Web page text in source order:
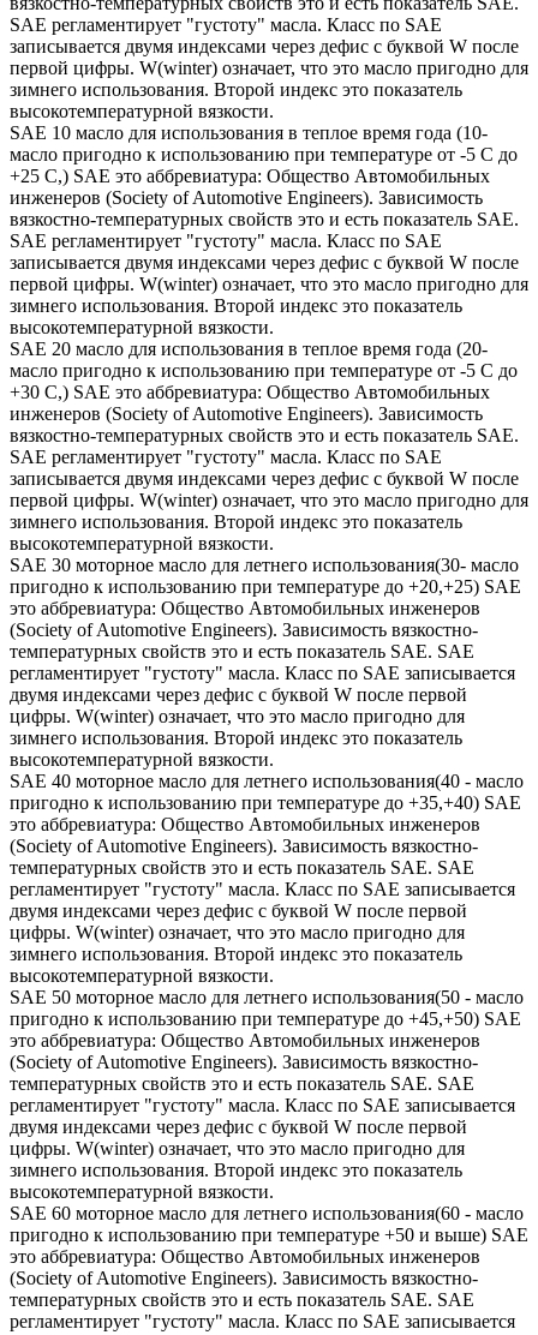
SAE регламентирует "густоту" масла. Класс по SAE
записывается двумя индексами через дефис с буквой W после
первой цифры. W(winter) означает, что это масло пригодно для
зимнего использования. Второй индекс это показатель
высокотемпературной вязкости.
SAE 10 масло для использования в теплое время года (10-
масло пригодно к использованию при температуре от -5 С до
+25 С,) SAE это аббревиатура: Общество Автомобильных
инженеров (Society of Automotive Engineers). Зависимость
вязкостно-температурных свойств это и есть показатель SAE.
SAE регламентирует "густоту" масла. Класс по SAE
записывается двумя индексами через дефис с буквой W после
первой цифры. W(winter) означает, что это масло пригодно для
зимнего использования. Второй индекс это показатель
высокотемпературной вязкости.
SAE 20 масло для использования в теплое время года (20-
масло пригодно к использованию при температуре от -5 С до
+30 С,) SAE это аббревиатура: Общество Автомобильных
инженеров (Society of Automotive Engineers). Зависимость
вязкостно-температурных свойств это и есть показатель SAE.
SAE регламентирует "густоту" масла. Класс по SAE
записывается двумя индексами через дефис с буквой W после
первой цифры. W(winter) означает, что это масло пригодно для
зимнего использования. Второй индекс это показатель
высокотемпературной вязкости.
SAE 30 моторное масло для летнего использования(30- масло
пригодно к использованию при температуре до +20,+25) SAE
это аббревиатура: Общество Автомобильных инженеров
(Society of Automotive Engineers). Зависимость вязкостно-
температурных свойств это и есть показатель SAE. SAE
регламентирует "густоту" масла. Класс по SAE записывается
двумя индексами через дефис с буквой W после первой
цифры. W(winter) означает, что это масло пригодно для
зимнего использования. Второй индекс это показатель
высокотемпературной вязкости.
SAE 40 моторное масло для летнего использования(40 - масло
пригодно к использованию при температуре до +35,+40) SAE
это аббревиатура: Общество Автомобильных инженеров
(Society of Automotive Engineers). Зависимость вязкостно-
температурных свойств это и есть показатель SAE. SAE
регламентирует "густоту" масла. Класс по SAE записывается
двумя индексами через дефис с буквой W после первой
цифры. W(winter) означает, что это масло пригодно для
зимнего использования. Второй индекс это показатель
высокотемпературной вязкости.
SAE 50 моторное масло для летнего использования(50 - масло
пригодно к использованию при температуре до +45,+50) SAE
это аббревиатура: Общество Автомобильных инженеров
(Society of Automotive Engineers). Зависимость вязкостно-
температурных свойств это и есть показатель SAE. SAE
регламентирует "густоту" масла. Класс по SAE записывается
двумя индексами через дефис с буквой W после первой
цифры. W(winter) означает, что это масло пригодно для
зимнего использования. Второй индекс это показатель
высокотемпературной вязкости.
SAE 60 моторное масло для летнего использования(60 - масло
пригодно к использованию при температуре +50 и выше) SAE
это аббревиатура: Общество Автомобильных инженеров
(Society of Automotive Engineers). Зависимость вязкостно-
температурных свойств это и есть показатель SAE. SAE
регламентирует "густоту" масла. Класс по SAE записывается